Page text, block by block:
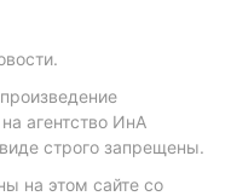
агентство ИнА
строго запрещены.
на этом сайте со